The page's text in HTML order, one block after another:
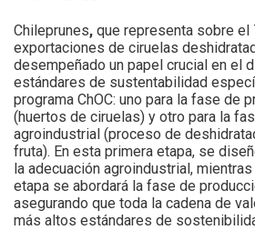
Chileprunes, que representa sobre el
exportaciones de ciruelas
desempeñado un papel crucial en el
estándares de sustentabilidad
programa ChOC: uno para la fase de
(huertos de ciruelas) y otro para la
agroindustrial (proceso de
fruta). En esta primera etapa, se
la adecuación agroindustrial,
etapa se abordará la fase de
asegurando que toda la cadena de
más altos estándares de